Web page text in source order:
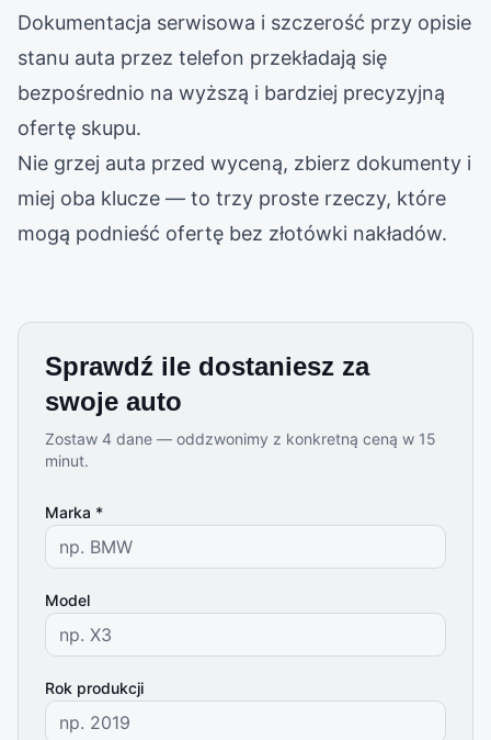
Dokumentacja serwisowa i szczerość przy opisie
stanu auta przez telefon przekładają się
bezpośrednio na wyższą i bardziej precyzyjną
ofertę skupu.
Nie grzej auta przed wyceną, zbierz dokumenty i
miej oba klucze — to trzy proste rzeczy, które
mogą podnieść ofertę bez złotówki nakładów.
Sprawdź ile dostaniesz za
swoje auto
Zostaw 4 dane — oddzwonimy z konkretną ceną w 15
minut.
Marka *
Model
Rok produkcji